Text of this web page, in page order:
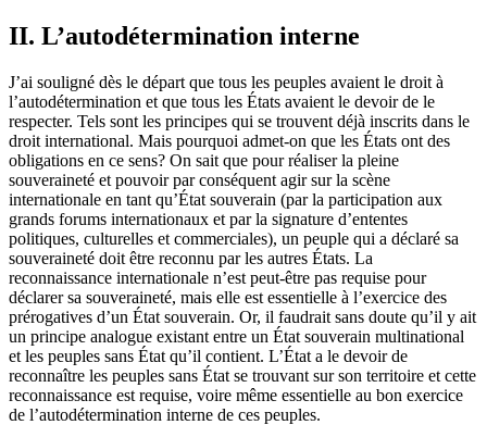
II. L’autodétermination interne
J’ai souligné dès le départ que tous les peuples avaient le droit à
l’autodétermination et que tous les États avaient le devoir de le
respecter. Tels sont les principes qui se trouvent déjà inscrits dans le
droit international. Mais pourquoi admet-on que les États ont des
obligations en ce sens? On sait que pour réaliser la pleine
souveraineté et pouvoir par conséquent agir sur la scène
internationale en tant qu’État souverain (par la participation aux
grands forums internationaux et par la signature d’ententes
politiques, culturelles et commerciales), un peuple qui a déclaré sa
souveraineté doit être reconnu par les autres États. La
reconnaissance internationale n’est peut-être pas requise pour
déclarer sa souveraineté, mais elle est essentielle à l’exercice des
prérogatives d’un État souverain. Or, il faudrait sans doute qu’il y ait
un principe analogue existant entre un État souverain multinational
et les peuples sans État qu’il contient. L’État a le devoir de
reconnaître les peuples sans État se trouvant sur son territoire et cette
reconnaissance est requise, voire même essentielle au bon exercice
de l’autodétermination interne de ces peuples.